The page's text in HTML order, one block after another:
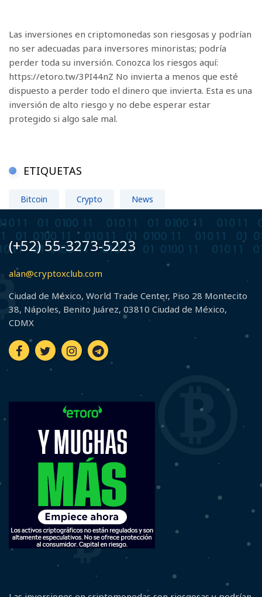
Las inversiones en criptomonedas son riesgosas y podrían
no ser adecuadas para inversores minoristas; podría
perder toda su inversión. Conozca los riesgos aquí:
https://etoro.tw/3PI44nZ No invierta a menos que esté
dispuesto a perder todo el dinero que invierta. Esta es una
inversión de alto riesgo y no debe esperar estar
protegido si algo sale mal.
ETIQUETAS
Bitcoin Crypto News
(+52) 55-3273-5223
alan@cryptoxclub.com
Ciudad de México, World Trade Center, Piso 28 Montecito
38, Nápoles, Benito Juárez, 03810 Ciudad de México,
CDMX